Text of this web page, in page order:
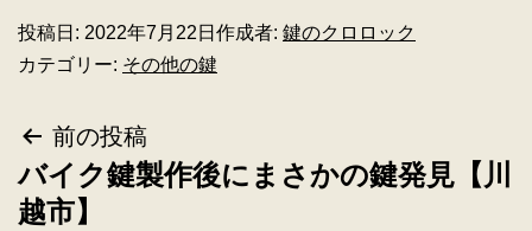
投稿日: 2022年7月22日 作成者: 鍵のクロロック
カテゴリー: その他の鍵
前の投稿
バイク鍵製作後にまさかの鍵発見【川
越市】